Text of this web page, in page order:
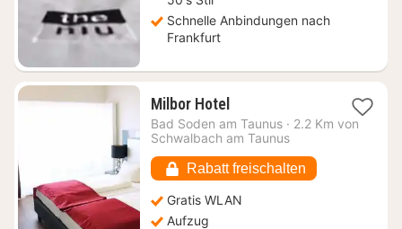
Schnelle Anbindungen nach
Frankfurt
Milbor Hotel1
Nacht
ab
€
Bad Soden am Taunus · 2.2 Km von
Schwalbach am Taunus
Rabatt freischalten
Gratis WLAN
Aufzug